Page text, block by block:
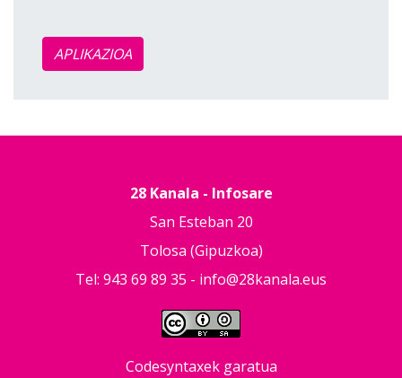
APLIKAZIOA
28 Kanala - Infosare
San Esteban 20
Tolosa (Gipuzkoa)
Tel: 943 69 89 35 - info@28kanala.eus
Codesyntaxek garatua